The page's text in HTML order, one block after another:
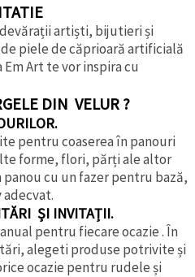
artiști, bijutieri și
piele de căprioară artificială
Art te vor inspira cu
DIN VELUR ?
pentru coaserea în panouri
forme, flori, părți ale altor
cu un fazer pentru bază,
adecvat.
ȘI INVITAȚII.
pentru fiecare ocazie . În
alegeti produse potrivite și
ocazie pentru rudele și